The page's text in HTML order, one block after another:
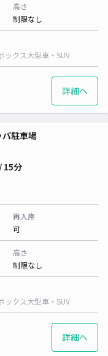
高さ
制限なし
ックス大型車・SUV
詳細へ
駐車場
15分
再入庫
可
高さ
制限なし
ックス大型車・SUV
詳細へ